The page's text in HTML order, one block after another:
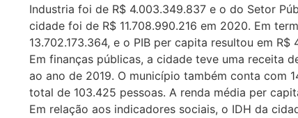
Industria foi de R$ 4.003.349.837 e o do Setor
cidade foi de R$ 11.708.990.216 em 2020. Em
13.702.173.364, e o PIB per capita resultou em
Em finanças públicas, a cidade teve uma receita
ao ano de 2019. O município também conta com
total de 103.425 pessoas. A renda média per
Em relação aos indicadores sociais, o IDH da